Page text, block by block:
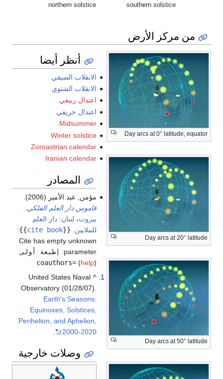
southern solstice
northern solstice
من مركز الأرض
Day arcs at 0° latitude, equator
Day arcs at 20° latitude
Day arcs at 50° latitude
أنظر أيضا
الانقلاب الصيفي
الانقلاب الشتوي
اعتدال ربيعي
اعتدال خريفي
Midsummer
Winter solstice
Zoroastrian calendar
Iranian calendar
المصادر
مؤمن, عبد الأمير (2006).
قاموس دار العلم الفلكي
بيروت، لبنان: دار العلم
للملايين
{{
cite book
}}
:
Cite has empty unknown
parameter:
|طبعة أولى
coauthors= (help)
^
United States Naval
Observatory (01/28/07).
Earth's Seasons:
Equinoxes, Solstices,
Perihelion, and Aphelion,
2000-2020
وصلات خارجية